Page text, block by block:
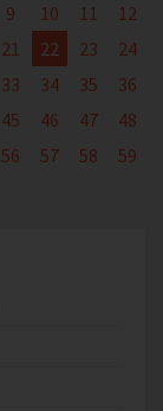
9 10 11
12
21 22 23
24
33 34 35
36
45 46 47
48
56 57 58 59